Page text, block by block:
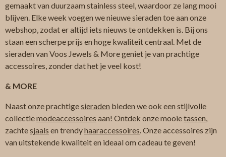
gemaakt van duurzaam stainless steel, waardoor ze lang mooi
blijven. Elke week voegen we nieuwe sieraden toe aan onze
webshop, zodat er altijd iets nieuws te ontdekken is. Bij ons
staan een scherpe prijs en hoge kwaliteit centraal. Met de
sieraden van Voos Jewels & More geniet je van prachtige
accessoires, zonder dat het je veel kost!
& MORE
Naast onze prachtigesieraden bieden we ook een stijlvolle
collectiemodeaccessoires aan! Ontdek onze mooietassen,
zachtesjaals en trendyhaaraccessoires. Onze accessoires zijn
van uitstekende kwaliteit en ideaal om cadeau te geven!